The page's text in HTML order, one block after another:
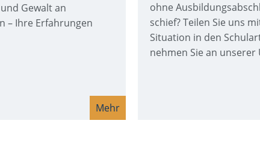
Gewalt an
– Ihre Erfahrungen
Mehr
ohne
schief? Teilen Sie uns
Situation in den
nehmen Sie an unserer